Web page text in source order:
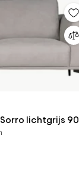
lichtgrijs 90